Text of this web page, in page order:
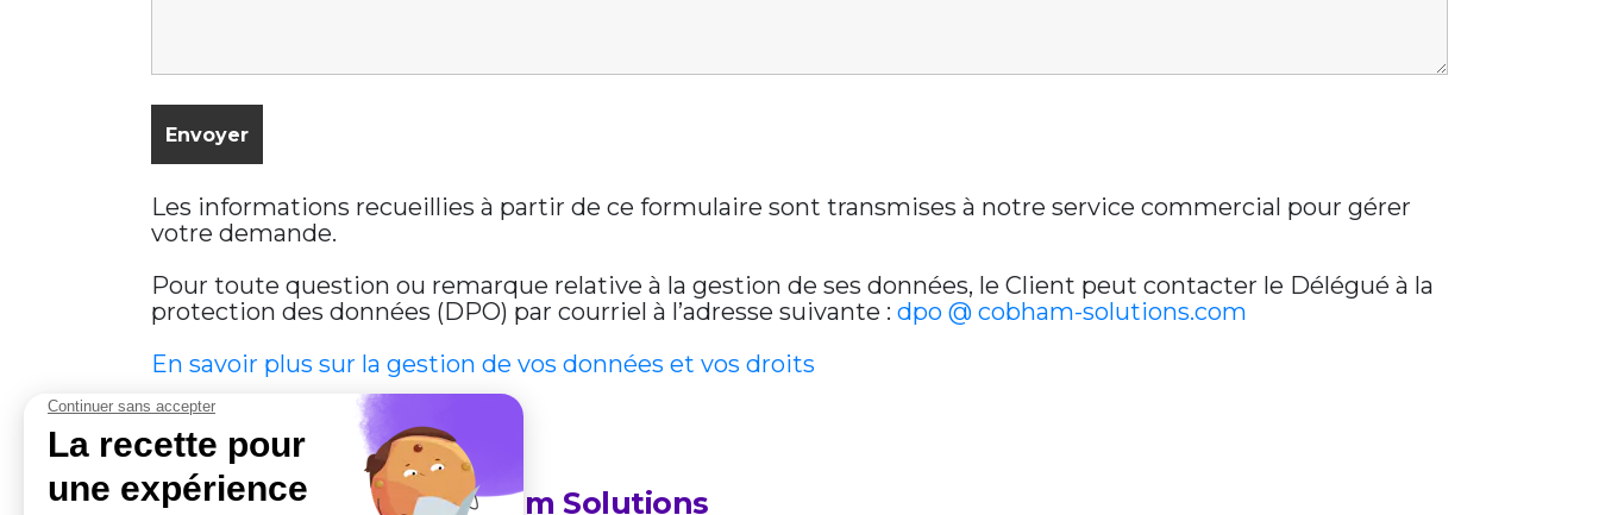
Les informations recueillies à partir de ce formulaire sont transmises à notre service commercial pour gérer
votre demande.
Pour toute question ou remarque relative à la gestion de ses données, le Client peut contacter le Délégué à la
protection des données (DPO) par courriel à l’adresse suivante : dpo @ cobham-solutions.com
En savoir plus sur la gestion de vos données et vos droits
En savoir plus sur Cobham Solutions